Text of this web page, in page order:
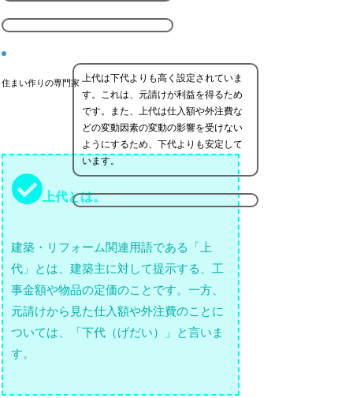
住まい作りの専門家
上代は下代よりも高く設定されていま
す。これは、元請けが利益を得るため
です。また、上代は仕入額や外注費な
どの変動因素の変動の影響を受けない
ようにするため、下代よりも安定して
います。
上代とは。
建築・リフォーム関連用語である「上
代」とは、建築主に対して提示する、工
事金額や物品の定価のことです。一方、
元請けから見た仕入額や外注費のことに
ついては、「下代（げだい）」と言いま
す。